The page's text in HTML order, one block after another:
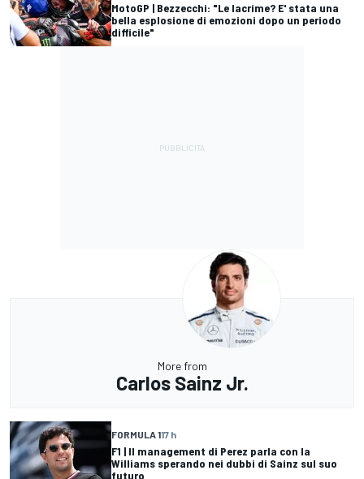
MotoGP | Bezzecchi: "Le lacrime? E' stata una
bella esplosione di emozioni dopo un periodo
difficile"
More from
Carlos Sainz Jr.
FORMULA 117 h
F1 | Il management di Perez parla con la
Williams sperando nei dubbi di Sainz sul suo
futuro